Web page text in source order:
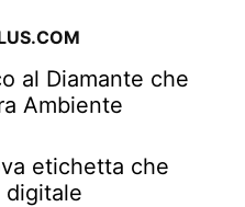
al Diamante che
Ambiente
etichetta che
digitale